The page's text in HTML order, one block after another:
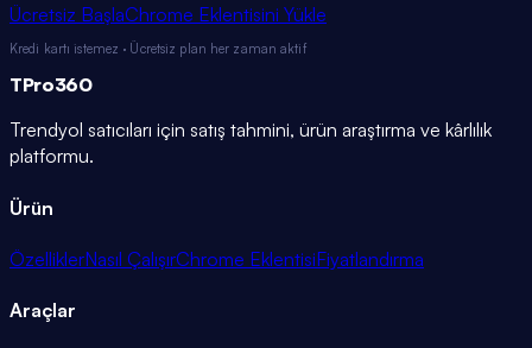
Ücretsiz BaşlaChrome Eklentisini Yükle
Kredi kartı istemez · Ücretsiz plan her zaman aktif
TPro360
Trendyol satıcıları için satış tahmini, ürün araştırma ve kârlılık
platformu.
Ürün
ÖzelliklerNasıl ÇalışırChrome EklentisiFiyatlandırma
Araçlar